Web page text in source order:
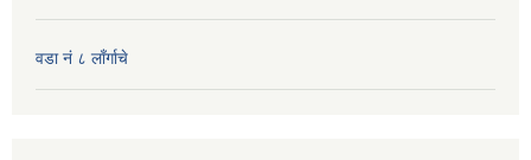
वडा नं ८ लाँर्गाचे